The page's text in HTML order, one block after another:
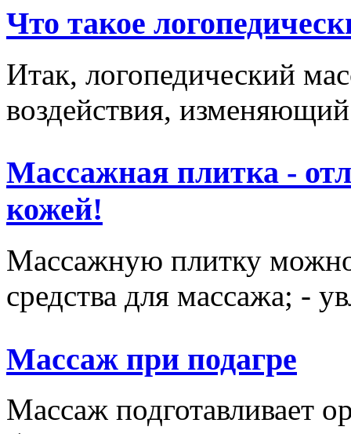
Что такое
Итак, логопедический
воздействия,
Массажная плитка -
кожей!
Массажную плитку можно
средства для массажа; -
Массаж при подагре
Массаж подготавливает